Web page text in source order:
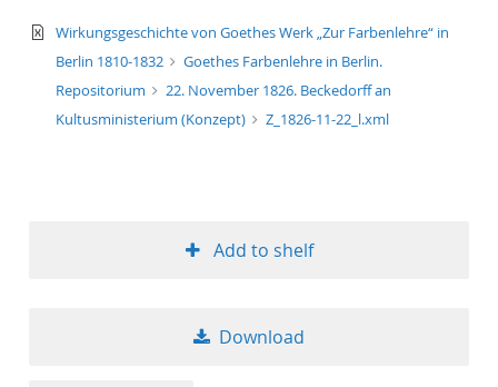
text/xml
Wirkungsgeschichte von Goethes Werk „Zur Farbenlehre“ in
Berlin 1810-1832
Goethes Farbenlehre in Berlin.
Repositorium
22. November 1826. Beckedorff an
Kultusministerium (Konzept)
Z_1826-11-22_l.xml
Add to shelf
Download